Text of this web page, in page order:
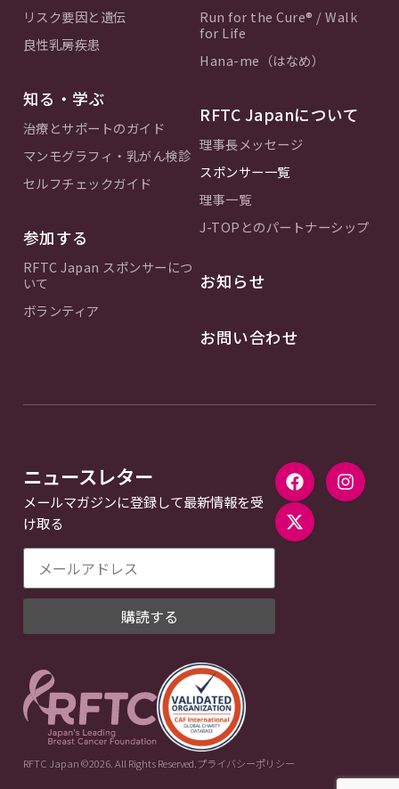
リスク要因と遺伝
良性乳房疾患
知る・学ぶ
治療とサポートのガイド
マンモグラフィ・乳がん検診
セルフチェックガイド
参加する
RFTC Japan スポンサーにつ
いて
ボランティア
Run for the Cure® / Walk
for Life
Hana-me（はなめ）
RFTC Japanについて
理事長メッセージ
スポンサー一覧
理事一覧
J-TOPとのパートナーシップ
お知らせ
お問い合わせ
ニュースレター
メールマガジンに登録して最新情報を受
け取る
購読する
RFTC Japan ©2026. All Rights Reserved. プライバシーポリシー